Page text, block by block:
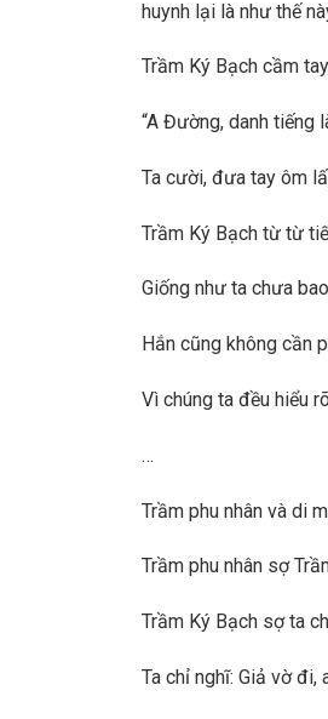
huynh lại là như thế
Trầm Ký Bạch cầm
“A Đường, danh tiếng
Ta cười, đưa tay ôm
Trầm Ký Bạch từ từ
Giống như ta chưa
Hắn cũng không cần
Vì chúng ta đều hiểu
…
Trầm phu nhân và di
Trầm phu nhân sợ
Trầm Ký Bạch sợ ta
Ta chỉ nghĩ: Giả vờ đi,